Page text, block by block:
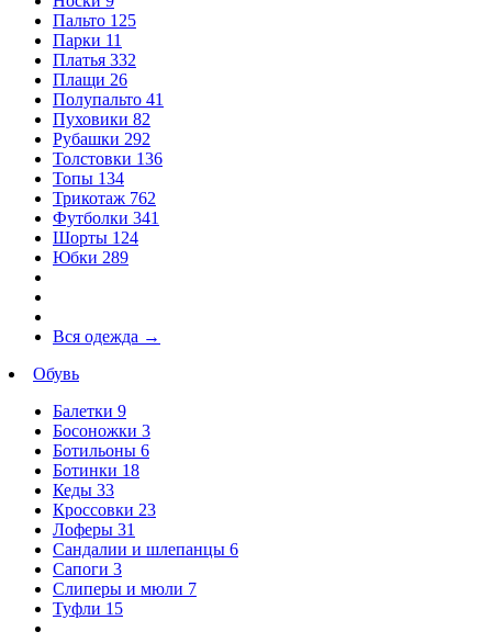
Пальто 125
Парки 11
Платья 332
Плащи 26
Полупальто 41
Пуховики 82
Рубашки 292
Толстовки 136
Топы 134
Трикотаж 762
Футболки 341
Шорты 124
Юбки 289
Вся одежда →
Обувь
Балетки 9
Босоножки 3
Ботильоны 6
Ботинки 18
Кеды 33
Кроссовки 23
Лоферы 31
Сандалии и шлепанцы 6
Сапоги 3
Слиперы и мюли 7
Туфли 15